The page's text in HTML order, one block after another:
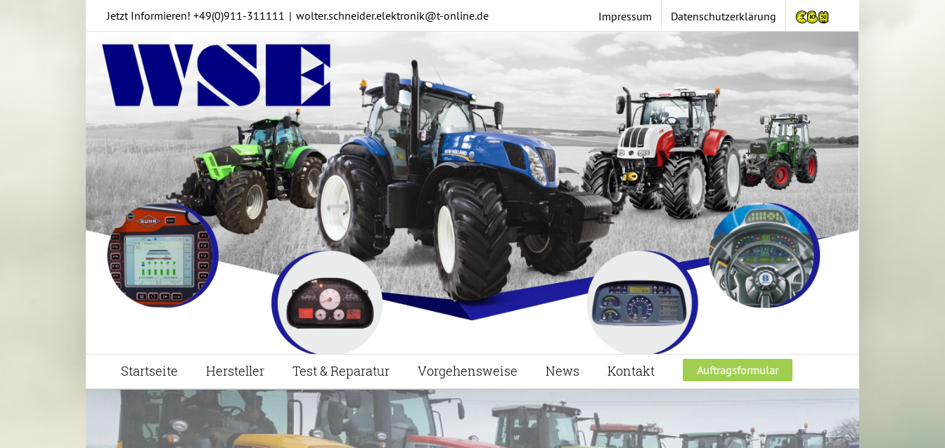
Jetzt Informieren! +49(0)911-311111 | wolter.schneider.elektronik@t-online.de Impressum Datenschutzerklärung
Startseite Hersteller Test & Reparatur Vorgehensweise News Kontakt Auftragsformular